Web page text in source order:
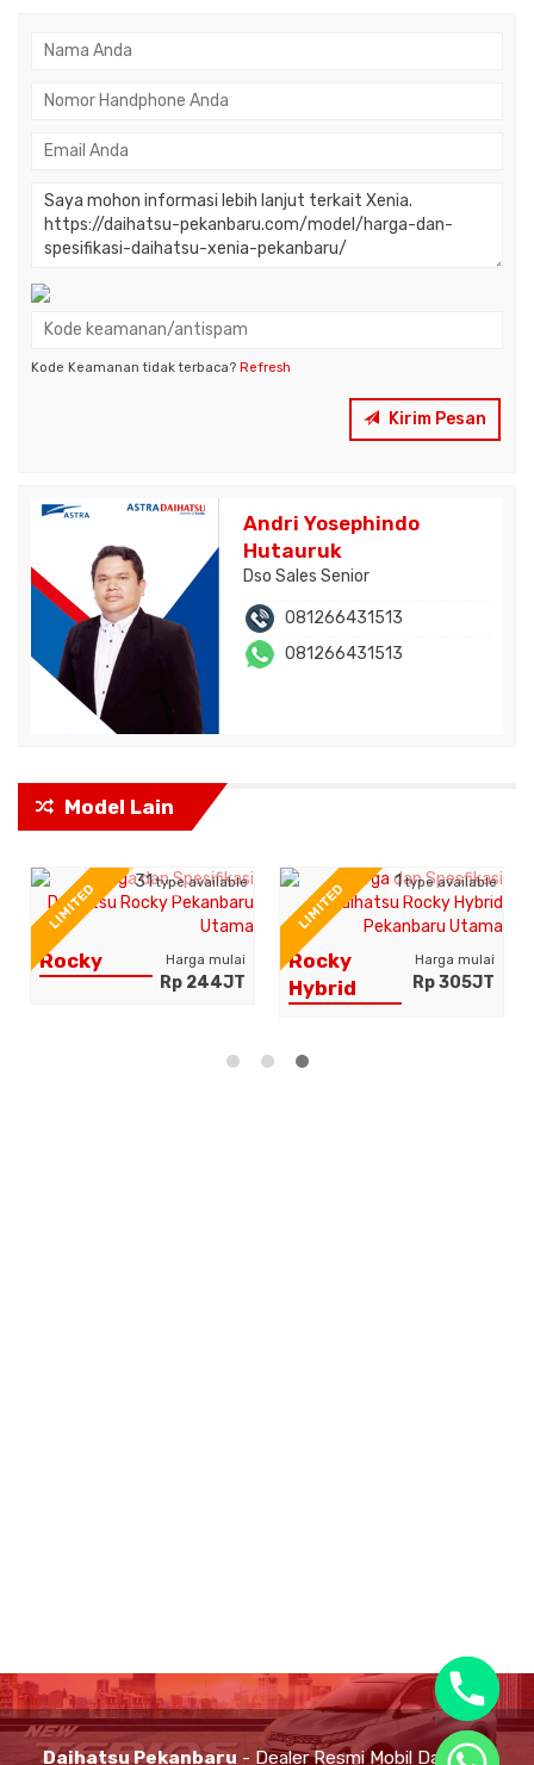
Kode Keamanan tidak terbaca? Refresh
Kirim Pesan
Andri Yosephindo
Hutauruk
Dso Sales Senior
081266431513
081266431513
Model Lain
Rocky Harga mulai
Rp 244JT
LIMITED 31type available
Rocky
Hybrid
Harga mulai
Rp 305JT
LIMITED 1type available
Daihatsu Pekanbaru - Dealer Resmi Mobil Daihatsu